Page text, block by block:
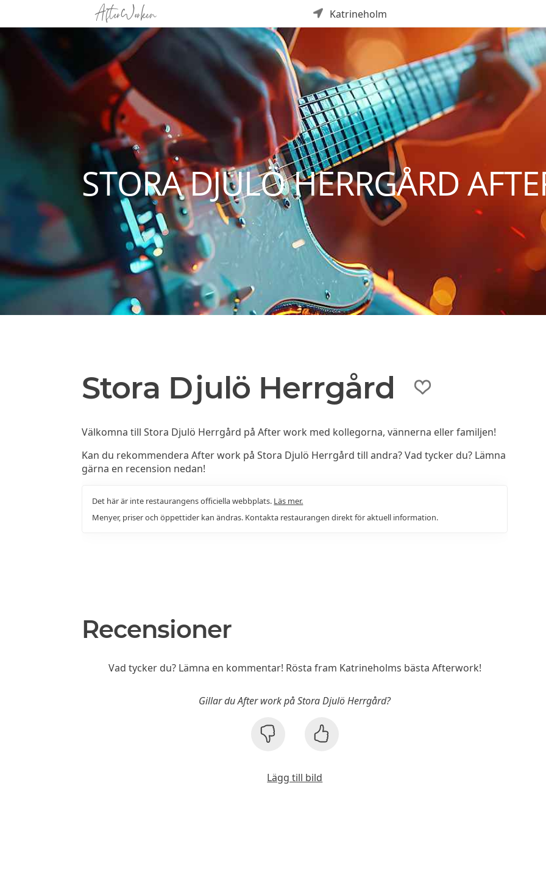
Katrineholm
STORA DJULÖ HERRGÅRD
Stora Djulö Herrgård
Välkomna till Stora Djulö Herrgård på After work med kollegorna, vännerna eller familjen!
Kan du rekommendera After work på Stora Djulö Herrgård till andra? Vad tycker du? Lämna
gärna en recension nedan!
Det här är inte restaurangens officiella webbplats. Läs mer.
Menyer, priser och öppettider kan ändras. Kontakta restaurangen direkt för aktuell information.
Recensioner
Vad tycker du? Lämna en kommentar! Rösta fram Katrineholms bästa Afterwork!
Gillar du After work på Stora Djulö Herrgård?
Lägg till bild